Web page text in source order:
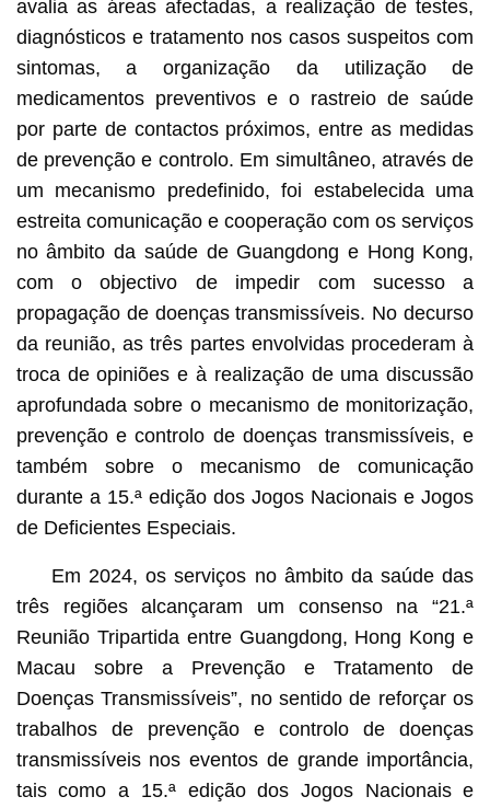
avalia as áreas afectadas, a realização de testes,
diagnósticos e tratamento nos casos suspeitos com
sintomas, a organização da utilização de
medicamentos preventivos e o rastreio de saúde
por parte de contactos próximos, entre as medidas
de prevenção e controlo. Em simultâneo, através de
um mecanismo predefinido, foi estabelecida uma
estreita comunicação e cooperação com os serviços
no âmbito da saúde de Guangdong e Hong Kong,
com o objectivo de impedir com sucesso a
propagação de doenças transmissíveis. No decurso
da reunião, as três partes envolvidas procederam à
troca de opiniões e à realização de uma discussão
aprofundada sobre o mecanismo de monitorização,
prevenção e controlo de doenças transmissíveis, e
também sobre o mecanismo de comunicação
durante a 15.ª edição dos Jogos Nacionais e Jogos
de Deficientes Especiais.
Em 2024, os serviços no âmbito da saúde das
três regiões alcançaram um consenso na “21.ª
Reunião Tripartida entre Guangdong, Hong Kong e
Macau sobre a Prevenção e Tratamento de
Doenças Transmissíveis”, no sentido de reforçar os
trabalhos de prevenção e controlo de doenças
transmissíveis nos eventos de grande importância,
tais como a 15.ª edição dos Jogos Nacionais e